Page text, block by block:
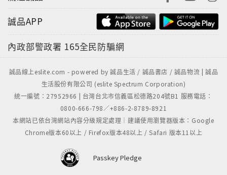
誠品APP
內政部警政署 165全民防騙網
誠品線上eslite.com - powered by 誠品生活 / 誠品書店 / 誠品物流 | 誠品
生活股份有限公司 (eslite Spectrum Corporation)
統一編號：27952966 | 台灣台北市信義區松德路204號B1 服務電話：
0800-666-798／+886-2-8789-8921
本網站已依台灣網站內容分級規定處理｜建議使用瀏覽器版本：Google
Chrome版本60以上 / Firefox版本48以上 / Safari 版本11以上
Passkey Pledge